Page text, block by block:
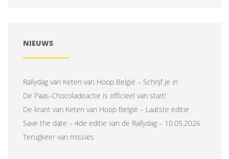
NIEUWS
Rallydag van Keten van Hoop België – Schrijf je in
De Paas-Chocoladeactie is officieel van start!
De krant van Keten van Hoop België – Laatste editie
Save the date – 4de editie van de Rallydag – 10.05.2026
Terugkeer van missies